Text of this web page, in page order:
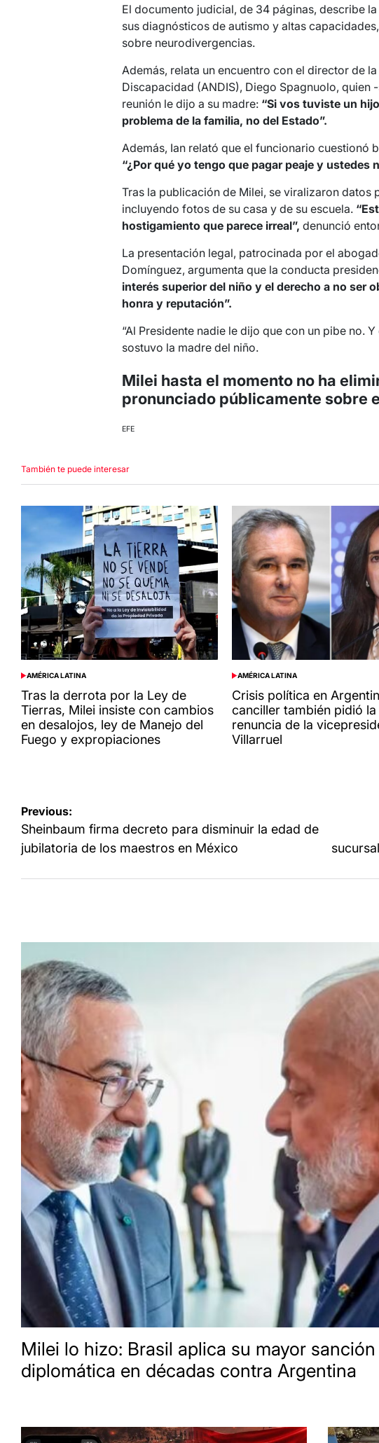
El documento judicial, de 34 páginas, describe
sus diagnósticos de autismo y altas
sobre neurodivergencias.
Además, relata un encuentro con el director de
Discapacidad (ANDIS), Diego Spagnuolo, quien
reunión le dijo a su madre: “Si vos tuviste un
problema de la familia, no del Estado”.
Además, Ian relató que el funcionario cuestionó
“¿Por qué yo tengo que pagar peaje y ustedes
Tras la publicación de Milei, se viralizaron datos
incluyendo fotos de su casa y de su escuela.
hostigamiento que parece irreal”, denunció
La presentación legal, patrocinada por el
Domínguez, argumenta que la conducta
interés superior del niño y el derecho a no ser
honra y reputación”.
“Al Presidente nadie le dijo que con un pibe no.
sostuvo la madre del niño.
Milei hasta el momento no ha
pronunciado públicamente sobre
EFE
También te puede interesar
POSTED
IN
AMÉRICA LATINA
Tras la derrota por la Ley de
Tierras, Milei insiste con cambios
en desalojos, ley de Manejo del
Fuego y expropiaciones
POSTED
IN
AMÉRICA LATINA
Crisis política en
canciller también pidió la
renuncia de la
Villarruel
Navegación
de
entradas
Previous:
Sheinbaum firma decreto para disminuir la edad de
jubilatoria de los maestros en México
Milei lo hizo: Brasil aplica su mayor sanción
diplomática en décadas contra Argentina